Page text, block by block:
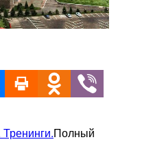
Полный